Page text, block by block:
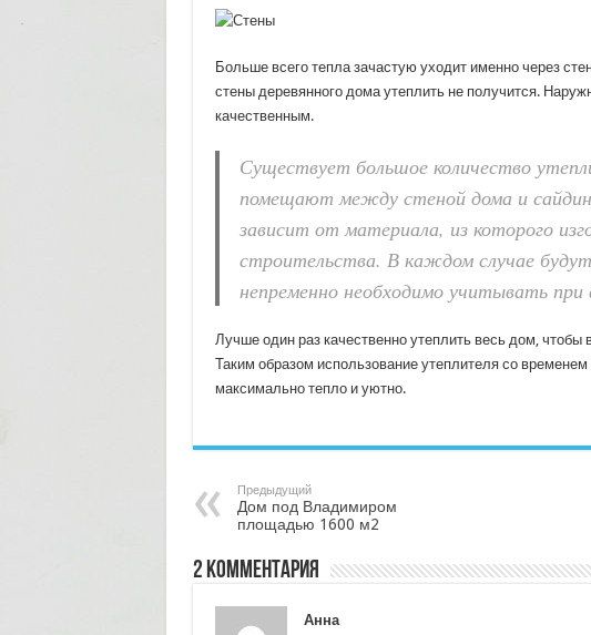
Больше всего тепла зачастую уходит именно через
стены деревянного дома утеплить не получится.
качественным.
Существует большое количество
помещают между стеной дома и
зависит от материала, из которого
строительства. В каждом случае
непременно необходимо учитывать при
Лучше один раз качественно утеплить весь дом, чтобы
Таким образом использование утеплителя со
максимально тепло и уютно.
Предыдущий
Дом под Владимиром
площадью 1600 м2
2 комментария
Анна